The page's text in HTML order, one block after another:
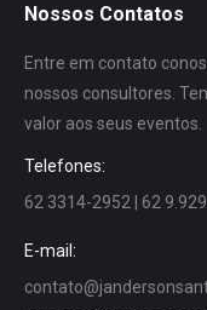
Nossos Contatos
Entre em contato
nossos consultores.
valor aos seus eventos.
Telefones:
62 3314-2952 | 62
E-mail: